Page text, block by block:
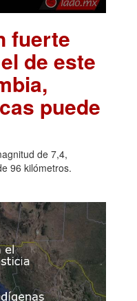
fuerte
de este
puede
de 7,4,
96 kilómetros.